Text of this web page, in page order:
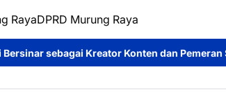
RayaDPRD Murung Raya
Konten dan Pemeran Sinetron Dina